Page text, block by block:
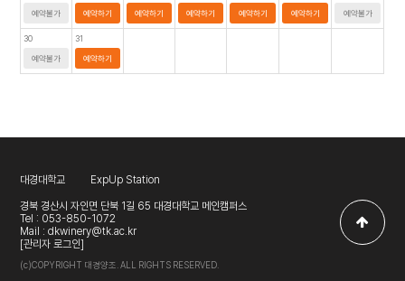
예약불가
예약하기
예약하기
예약하기
예약하기
예약하기
예약불가
30
예약불가
31
예약하기
대경대학교 ExpUp Station
경북 경산시 자인면 단북 1길 65 대경대학교 메인캠퍼스
Tel : 053-850-1072
Mail : dkwinery@tk.ac.kr
[관리자 로그인]
(c)COPYRIGHT 대경양조. ALL RIGHTS RESERVED.